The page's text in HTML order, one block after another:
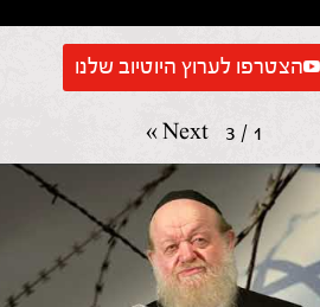
הצטרפו לערוץ היוטיוב שלנו
1
/
3
Next
»